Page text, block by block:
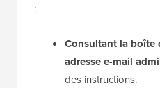
:
Consultant la boîte
adresse e-mail
des instructions.